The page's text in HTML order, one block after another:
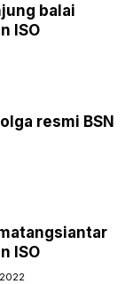
balai
ISO
resmi BSN
ISO